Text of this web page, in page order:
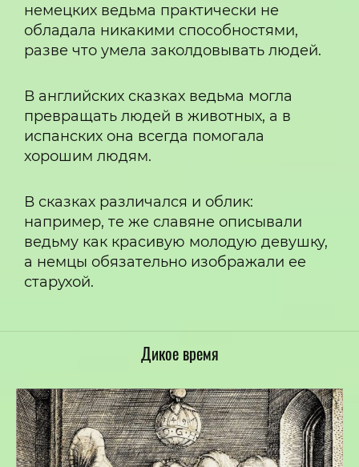
немецких ведьма практически не
обладала никакими способностями,
разве что умела заколдовывать людей.
В английских сказках ведьма могла
превращать людей в животных, а в
испанских она всегда помогала
хорошим людям.
В сказках различался и облик:
например, те же славяне описывали
ведьму как красивую молодую девушку,
а немцы обязательно изображали ее
старухой.
Дикое время